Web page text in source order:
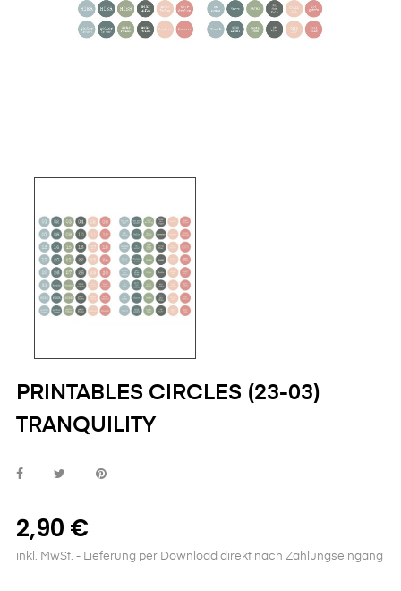
PRINTABLES CIRCLES (23-03)
TRANQUILITY
2,90 €
inkl. MwSt. - Lieferung per Download direkt nach Zahlungseingang